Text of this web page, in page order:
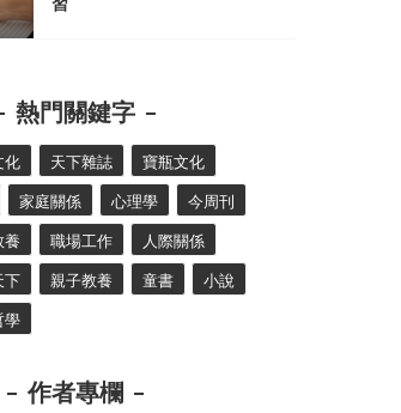
習
熱門關鍵字
化 天下雜誌 寶瓶文化
家庭關係 心理學 今周刊
養 職場工作 人際關係
下 親子教養 童書 小說
學
作者專欄